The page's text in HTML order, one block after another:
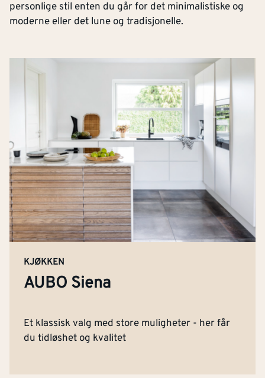
personlige stil enten du går for det minimalistiske og
moderne eller det lune og tradisjonelle.
KJØKKEN
AUBO Siena
Et klassisk valg med store muligheter - her får
du tidløshet og kvalitet